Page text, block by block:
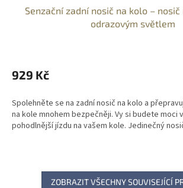
Senzační zadní nosič na kolo –
odrazovým světlem
929 Kč
Spolehněte se na zadní nosič na kolo a
na kole mnohem bezpečněji. Vy si budete moci
pohodlnější jízdu na vašem kole. Jedinečný
ZOBRAZIT VŠECHNY SOUVISEJÍCÍ